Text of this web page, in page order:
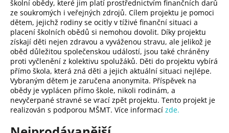
školní obědy, které jim platí prostřednictvím finančních darů
ze soukromých i veřejných zdrojů. Cílem projektu je pomoci
dětem, jejichž rodiny se ocitly v tíživé finanční situaci a
placení školních obědů si nemohou dovolit. Díky projektu
získají děti nejen zdravou a vyváženou stravu, ale jelikož je
oběd důležitou společenskou událostí, jsou také chráněny
proti vyčlenění z kolektivu spolužáků. Děti do projektu vybírá
přímo škola, která zná děti a jejich aktuální situaci nejlépe.
Vybraným dětem je zaručena anonymita. Příspěvek na
obědy je vyplácen přímo škole, nikoli rodinám, a
nevyčerpané stravné se vrací zpět projektu. Tento projekt je
realizován s podporou MŠMT. Více informací zde.
t
ř
e
b
u
j
e
t